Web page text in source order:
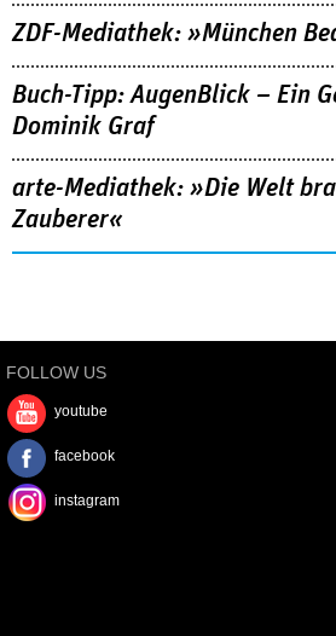
ZDF-Mediathek: »München
Buch-Tipp: AugenBlick – Ein
Dominik Graf
arte-Mediathek: »Die Welt
Zauberer«
FOLLOW US
youtube
facebook
instagram